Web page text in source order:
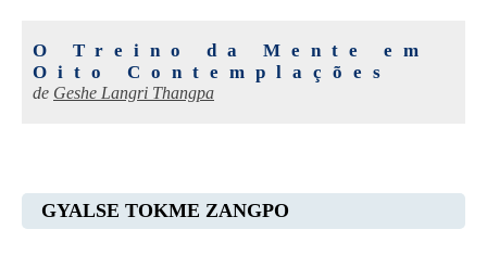
O Treino da Mente em
Oito Contemplações
de Geshe Langri Thangpa
GYALSE TOKME ZANGPO